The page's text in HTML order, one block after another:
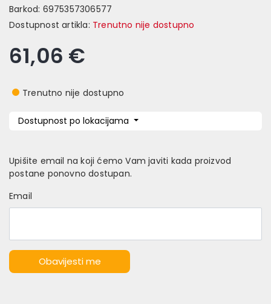
Barkod: 6975357306577
Dostupnost artikla: Trenutno nije dostupno
61,06 €
Trenutno nije dostupno
Dostupnost po lokacijama
Upišite email na koji ćemo Vam javiti kada proizvod
postane ponovno dostupan.
Email
Obavijesti me